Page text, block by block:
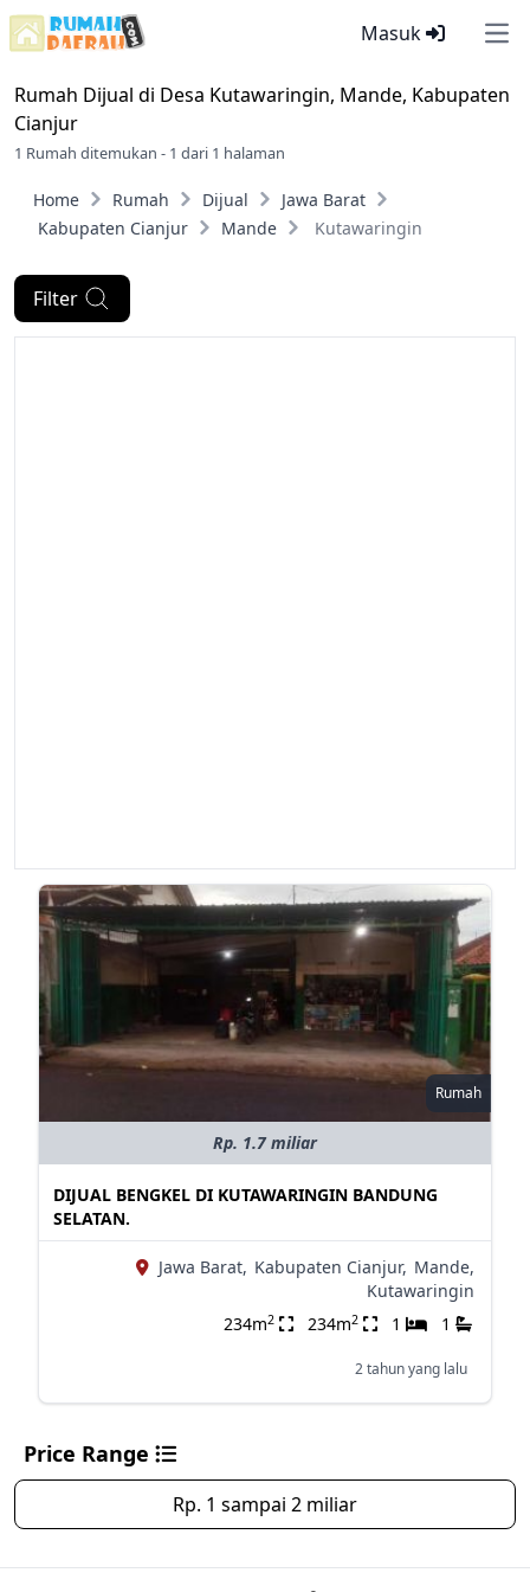
Masuk
Rumah Dijual di Desa Kutawaringin, Mande, Kabupaten
Cianjur
1 Rumah ditemukan - 1 dari 1 halaman
Home Rumah Dijual
Jawa Barat
Kabupaten Cianjur
Mande Kutawaringin
Filter
Rumah
Rp. 1.7 miliar
DIJUAL BENGKEL DI KUTAWARINGIN BANDUNG
SELATAN.
Jawa Barat, Kabupaten Cianjur, Mande,
Kutawaringin
234m2 234m2 1 1
2 tahun yang lalu
Price Range
Rp. 1 sampai 2 miliar